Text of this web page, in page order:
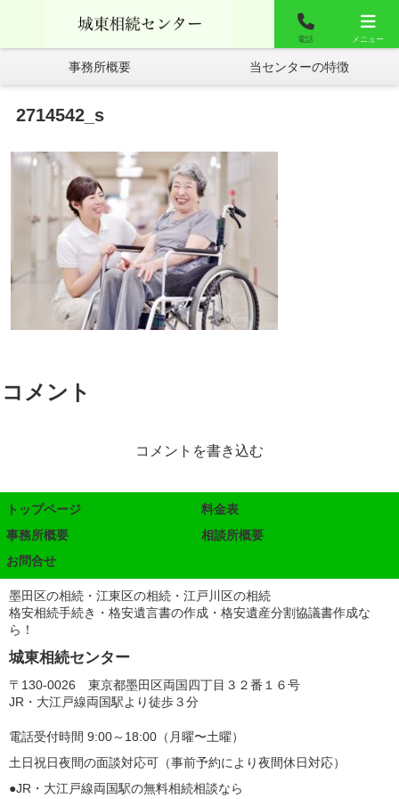
お問合せ よくあるご質問
事務所概要 当センターの特徴
2714542_s
コメント
コメントを書き込む
トップページ
料金表
事務所概要
相談所概要
お問合せ
墨田区の相続・江東区の相続・江戸川区の相続
格安相続手続き・格安遺言書の作成・格安遺産分割協議書作成な
ら！
城東相続センター
〒130-0026 東京都墨田区両国四丁目３２番１６号
JR・大江戸線両国駅より徒歩３分
電話受付時間 9:00～18:00（月曜〜土曜）
土日祝日夜間の面談対応可（事前予約により夜間休日対応）
●JR・大江戸線両国駅の無料相続相談なら
城東相談センター
電話 メニュー